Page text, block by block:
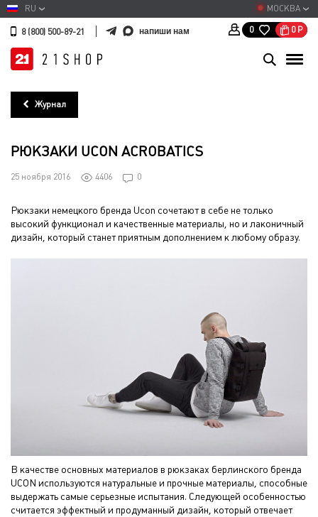
МОСКВА
RU
8 (800) 500-89-21 напиши нам 0 0 Р
Журнал
РЮКЗАКИ UCON ACROBATICS
25 ноября 2016 4406 0
Рюкзаки немецкого бренда Ucon сочетают в себе не только
высокий функционал и качественные материалы, но и лаконичный
дизайн, который станет приятным дополнением к любому образу.
В качестве основных материалов в рюкзаках берлинского бренда
UCON используются натуральные и прочные материалы, способные
выдержать самые серьезные испытания. Следующей особенностью
считается эффектный и продуманный дизайн, который отвечает